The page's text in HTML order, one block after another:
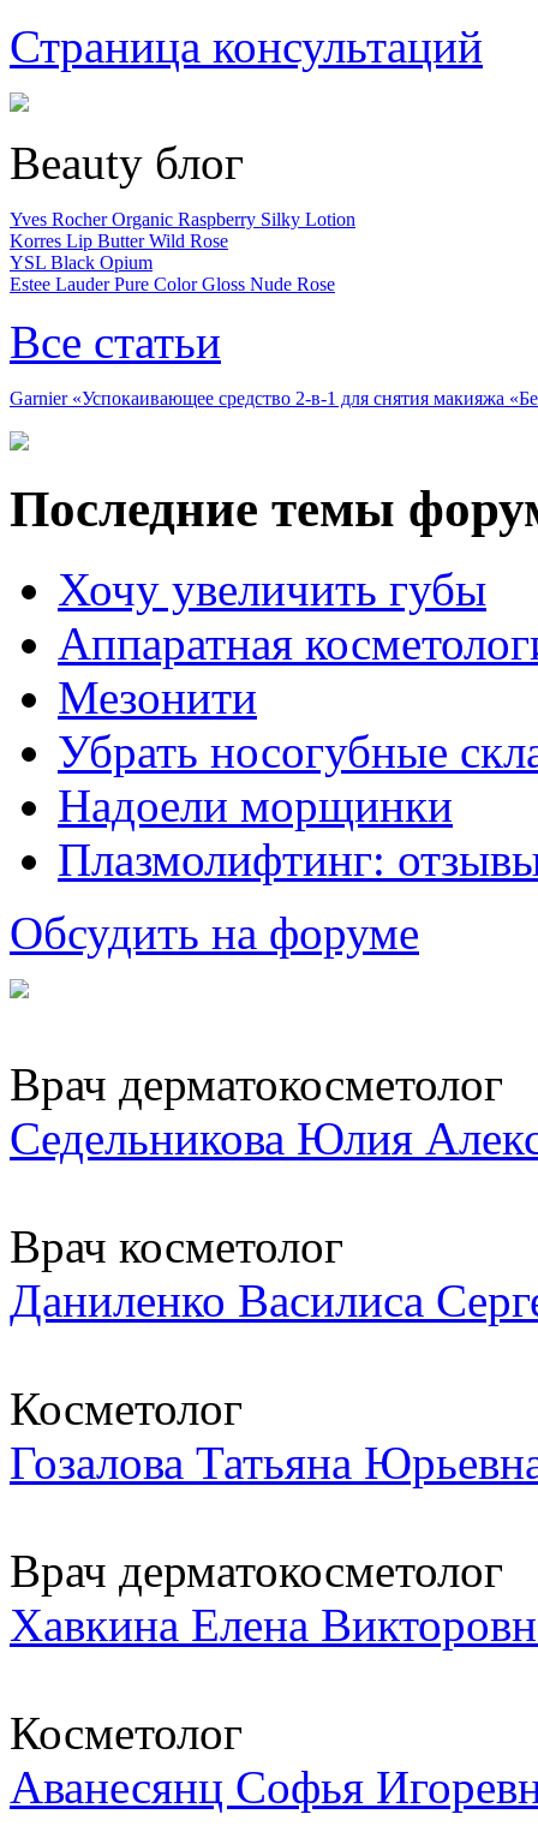
Страница консультаций
Beauty блог
Yves Rocher Organic Raspberry Silky Lotion
Korres Lip Butter Wild Rose
YSL Black Opium
Estee Lauder Pure Color Gloss Nude Rose
Все статьи
Garnier «Успокаивающее средство 2-в-1 для снятия макияжа
Последние темы
Хочу увеличить губы
Аппаратная
Мезонити
Убрать носогубные
Надоели морщинки
Плазмолифтинг:
Обсудить на форуме
Врач дерматокосметолог
Седельникова Юлия
Врач косметолог
Даниленко Василиса
Косметолог
Гозалова Татьяна
Врач дерматокосметолог
Хавкина Елена
Косметолог
Аванесянц Софья